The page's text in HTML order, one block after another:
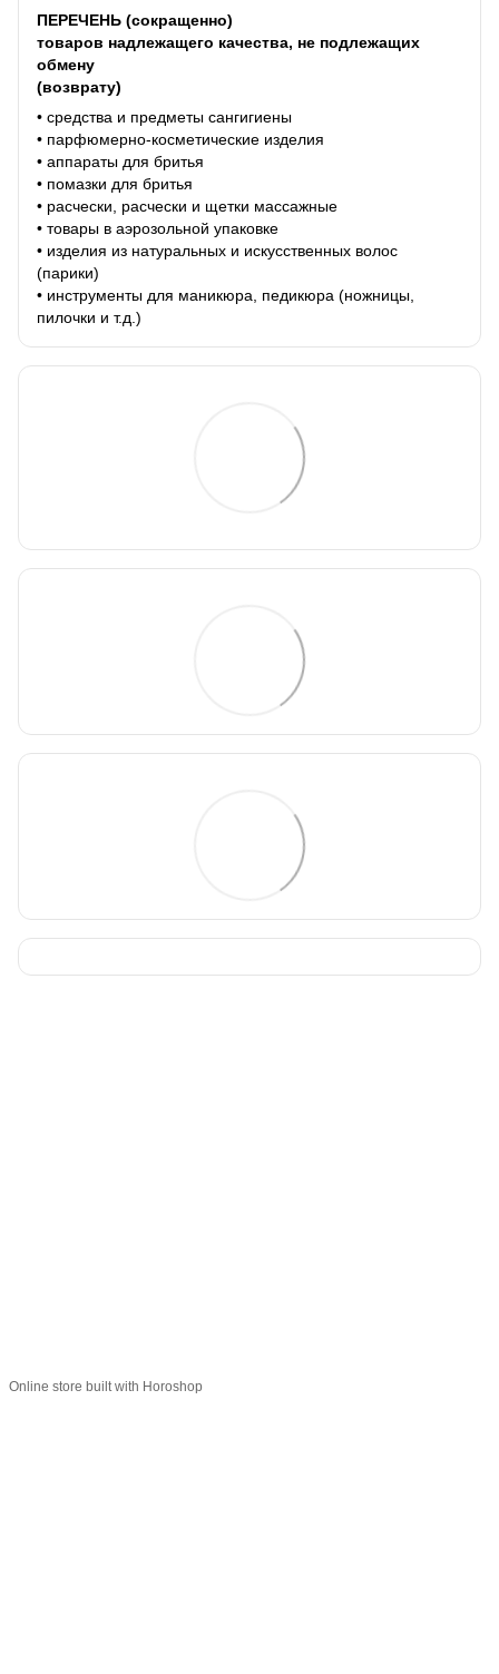
ПЕРЕЧЕНЬ (сокращенно)
товаров надлежащего качества, не подлежащих
обмену
(возврату)
• средства и предметы сангигиены
• парфюмерно-косметические изделия
• аппараты для бритья
• помазки для бритья
• расчески, расчески и щетки массажные
• товары в аэрозольной упаковке
• изделия из натуральных и искусственных волос
(парики)
• инструменты для маникюра, педикюра (ножницы,
пилочки и т.д.)
Online store built with Horoshop